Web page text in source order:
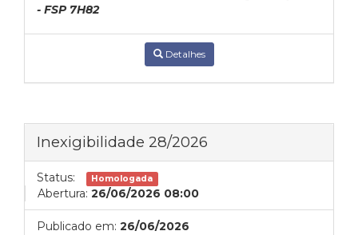
- FSP 7H82
Detalhes
Inexigibilidade 28/2026
Status: Homologada
Abertura: 26/06/2026 08:00
Publicado em: 26/06/2026